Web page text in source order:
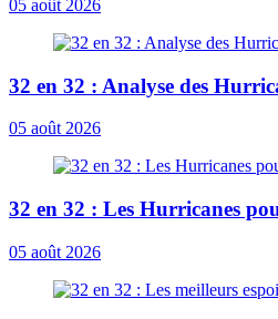
05 août 2026
32 en 32 : Analyse des
05 août 2026
32 en 32 : Les Hurricanes
05 août 2026